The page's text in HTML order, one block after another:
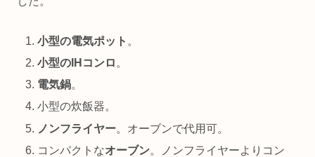
小型の電気ポット 。
小型のIHコンロ 。
電気鍋。
小型の炊飯器。
ノンフライヤー。オーブンで代用可。
コンパクトなオーブン。ノンフライヤーよりコン